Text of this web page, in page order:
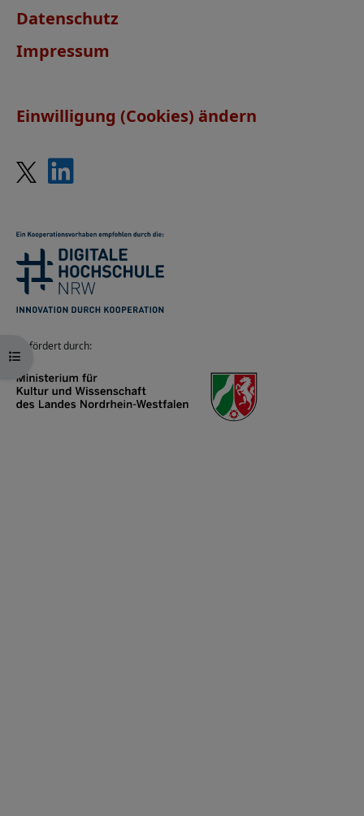
Kursindex öffnen
Datenschutz
Impressum
Einwilligung (Cookies) ändern
Gefördert durch: